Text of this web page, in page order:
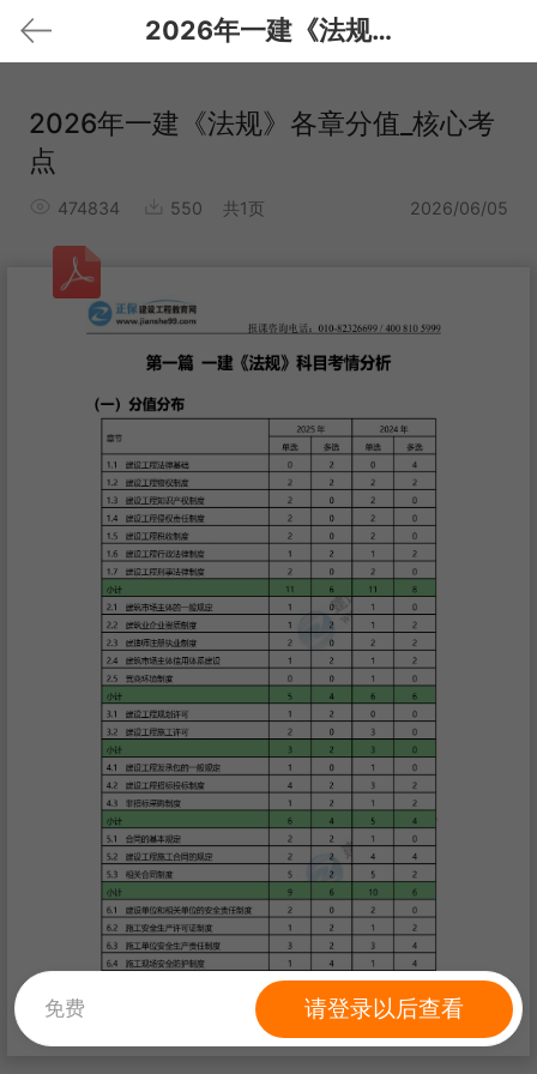
2026年一建《法规》各章分值_核心考点
2026年一建《法规》各章分值_核心考
点
474834 550 共1页 2026/06/05
免费 请登录以后查看